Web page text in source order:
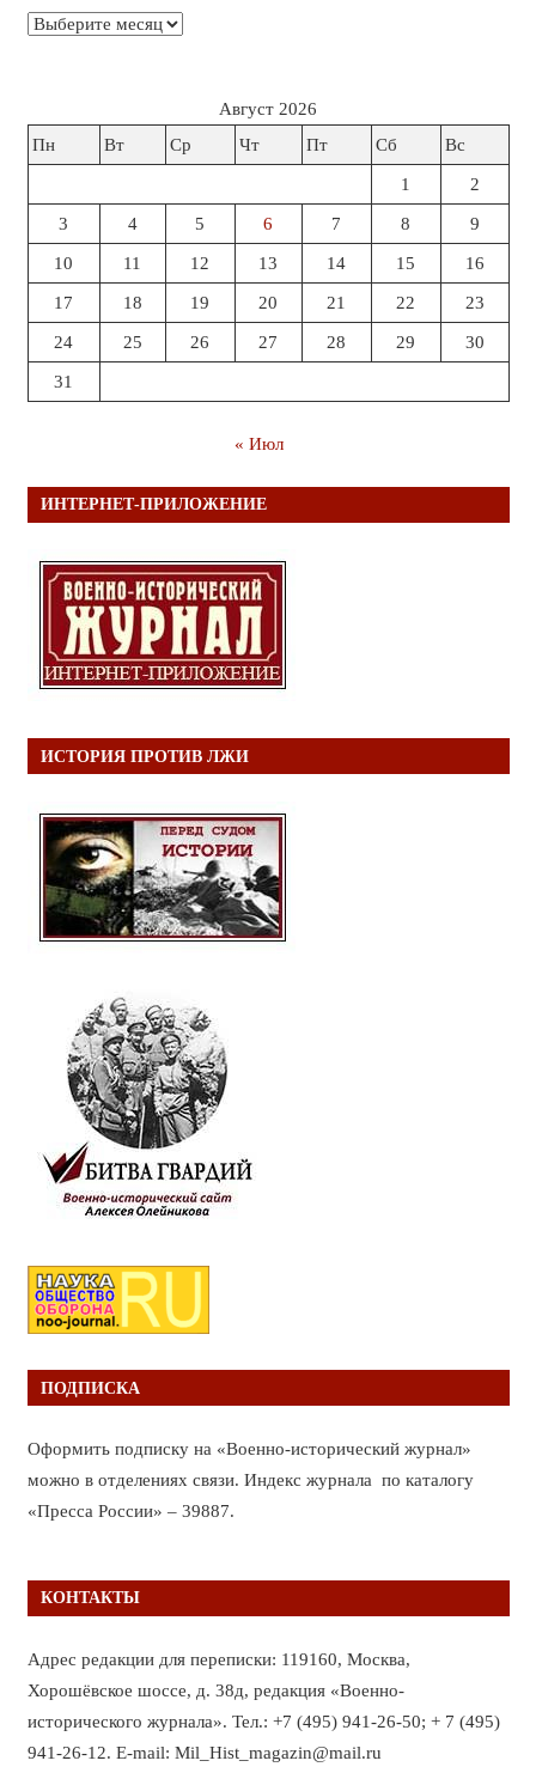
Архивы
Август 2026
Пн
Вт Ср Чт Пт Сб Вс
1 2
3 4 5 6 7 8 9
10 11 12 13 14 15 16
17 18 19 20 21 22 23
24 25 26 27 28 29 30
31
« Июл
ИНТЕРНЕТ-ПРИЛОЖЕНИЕ
ИСТОРИЯ ПРОТИВ ЛЖИ
ПОДПИСКА
Оформить подписку на «Военно-исторический журнал»
можно в отделениях связи. Индекс журнала по каталогу
«Пресса России» – 39887.
КОНТАКТЫ
Адрес редакции для переписки: 119160, Москва,
Хорошёвское шоссе, д. 38д, редакция «Военно-
исторического журнала». Тел.: +7 (495) 941-26-50; + 7 (495)
941-26-12. E-mail: Mil_Hist_magazin@mail.ru